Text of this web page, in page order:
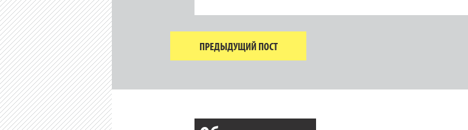
ПРЕДЫДУЩИЙ ПОСТ